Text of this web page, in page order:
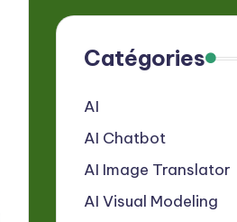
Catégories
AI
AI Chatbot
AI Image Translator
AI Visual Modeling